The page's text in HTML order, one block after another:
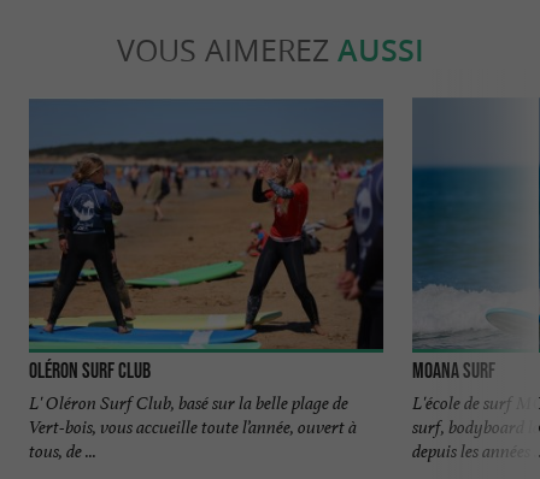
VOUS AIMEREZ AUSSI
Oléron Surf Club
L' Oléron Surf Club, basé sur la belle plage de
Vert-bois, vous accueille toute l’année, ouvert à
tous, de ...
Moana Surf
L'école de surf
surf, bodyboard
depuis les années